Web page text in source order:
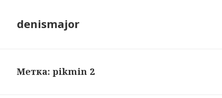
denismajor
Метка:pikmin 2